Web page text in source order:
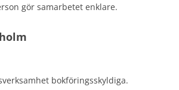
gör samarbetet enklare.
bokföringsskyldiga.